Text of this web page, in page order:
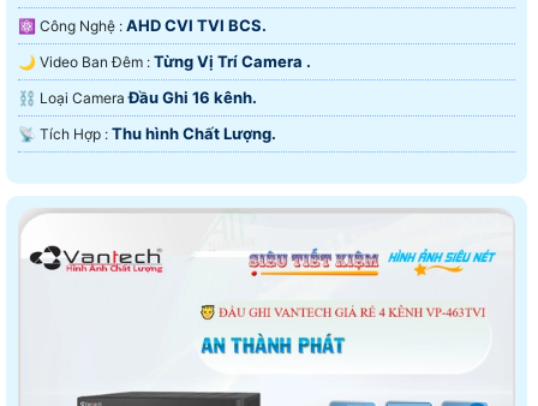
⚛️ Công Nghệ : AHD CVI TVI BCS.
🌙 Video Ban Đêm : Từng Vị Trí Camera .
⛓ Loại CameraĐầu Ghi 16 kênh.
️📡 Tích Hợp : Thu hình Chất Lượng.